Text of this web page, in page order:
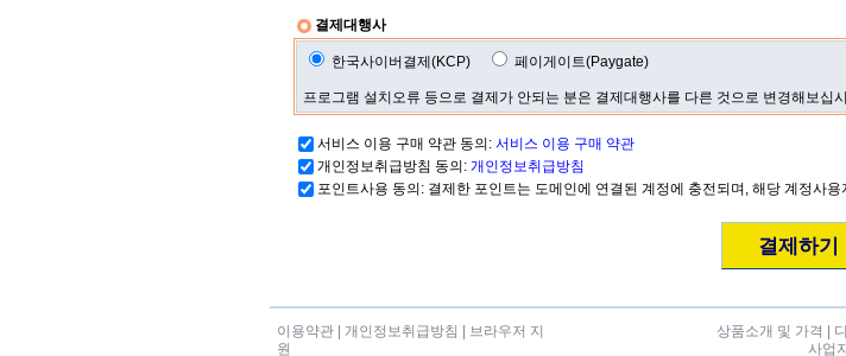
결제대행사
한국사이버결제(KCP) 페이게이트(Paygate)
프로그램 설치오류 등으로 결제가 안되는 분은 결제대행사를 다른 것으로 변경해보십
서비스 이용 구매 약관 동의: 서비스 이용 구매 약관
개인정보취급방침 동의: 개인정보취급방침
포인트사용 동의: 결제한 포인트는 도메인에 연결된 계정에 충전되며, 해당 계정사
이용약관 개인정보취급방침
브라우저 지
원
상품소개 및 가격
사업